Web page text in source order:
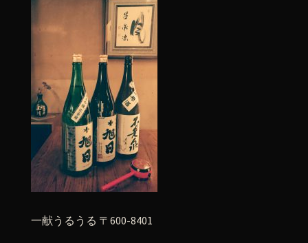
一献うるうる 〒600-8401